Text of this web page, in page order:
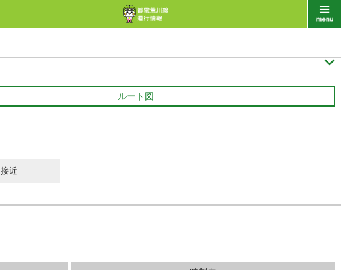

ルート図
接近